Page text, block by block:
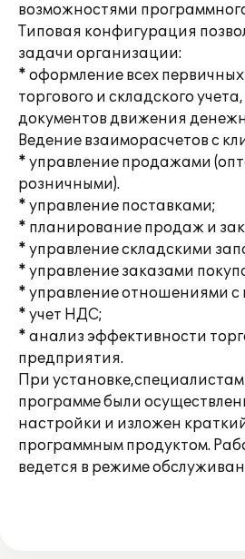
возможностями
Типовая конфигурация
задачи организации:
* оформление всех
торгового и складского
документов движения
Ведение взаиморасчетов с
* управление продажами
розничными).
* управление поставками;
* планирование продаж и
* управление складскими
* управление заказами
* управление отношениями с
* учет НДС;
* анализ эффективности
предприятия.
При
программе были
настройки и изложен
программным продуктом.
ведется в режиме